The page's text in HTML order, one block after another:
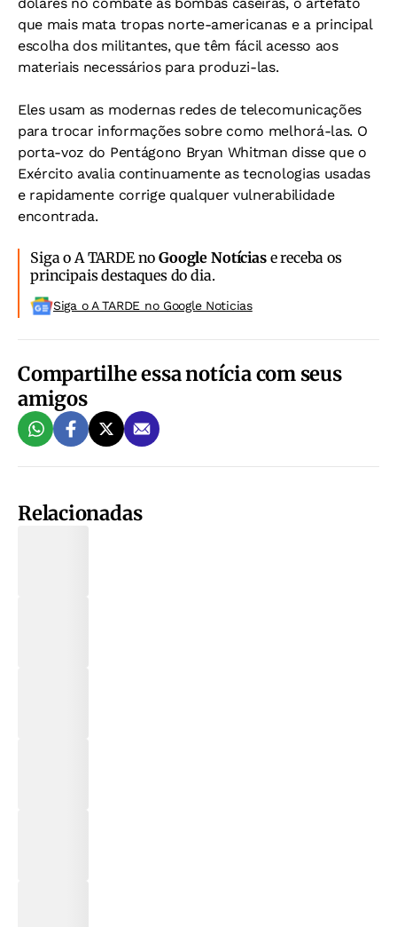
que mais mata tropas norte-americanas e a principal
escolha dos militantes, que têm fácil acesso aos
materiais necessários para produzi-las.
Eles usam as modernas redes de telecomunicações
para trocar informações sobre como melhorá-las. O
porta-voz do Pentágono Bryan Whitman disse que o
Exército avalia continuamente as tecnologias usadas
e rapidamente corrige qualquer vulnerabilidade
encontrada.
Siga o A TARDE noGoogle Notíciase receba os
principais destaques do dia.
Siga o A TARDE no Google Noticias
Compartilhe essa notícia com seus
amigos
Relacionadas